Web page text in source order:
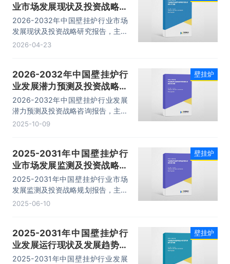
业市场发展现状及投资战略研
究报告
2026-2032年中国壁挂炉行业市场
发展现状及投资战略研究报告，主要
包括市场分析、生产企业分析、投资
2026-04-23
2026-2032年中国壁挂炉行
业发展潜力预测及投资战略咨
询报告
2026-2032年中国壁挂炉行业发展
潜力预测及投资战略咨询报告，主要
包括行业产品进出口数据分析、生产
容。
2025-10-09
壁挂炉
2025-2031年中国壁挂炉行
业市场发展监测及投资战略规
划报告
2025-2031年中国壁挂炉行业市场
发展监测及投资战略规划报告，主要
包括行业产品进出口数据分析、生产
容。
2025-06-10
壁挂炉
2025-2031年中国壁挂炉行
业发展运行现状及发展趋势预
测报告
2025-2031年中国壁挂炉行业发展
壁挂炉